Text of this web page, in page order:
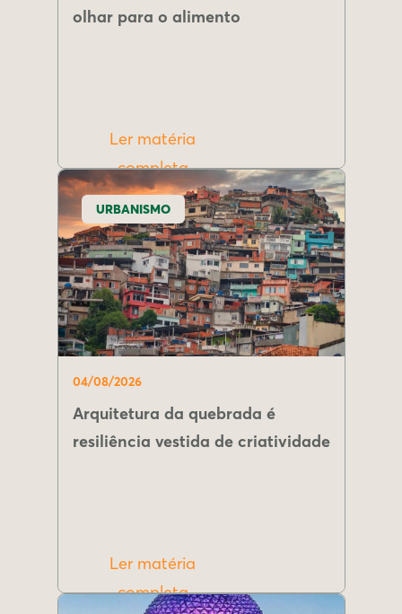
olhar para o alimento
Ler matéria
completa
URBANISMO
04/08/2026
Arquitetura da quebrada é
resiliência vestida de criatividade
Ler matéria
completa